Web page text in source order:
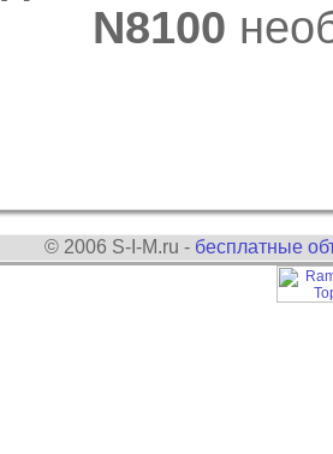
N8100
© 2006 S-I-M.ru - бесплатные